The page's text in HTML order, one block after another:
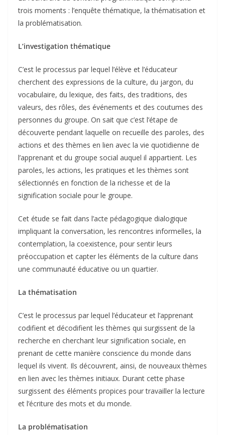
trois moments : l’enquête thématique, la thématisation et
la problématisation.
L’investigation thématique
C’est le processus par lequel l’élève et l’éducateur
cherchent des expressions de la culture, du jargon, du
vocabulaire, du lexique, des faits, des traditions, des
valeurs, des rôles, des événements et des coutumes des
personnes du groupe. On sait que c’est l’étape de
découverte pendant laquelle on recueille des paroles, des
actions et des thèmes en lien avec la vie quotidienne de
l’apprenant et du groupe social auquel il appartient. Les
paroles, les actions, les pratiques et les thèmes sont
sélectionnés en fonction de la richesse et de la
signification sociale pour le groupe.
Cet étude se fait dans l’acte pédagogique dialogique
impliquant la conversation, les rencontres informelles, la
contemplation, la coexistence, pour sentir leurs
préoccupation et capter les éléments de la culture dans
une communauté éducative ou un quartier.
La thématisation
C’est le processus par lequel l’éducateur et l’apprenant
codifient et décodifient les thèmes qui surgissent de la
recherche en cherchant leur signification sociale, en
prenant de cette manière conscience du monde dans
lequel ils vivent. Ils découvrent, ainsi, de nouveaux thèmes
en lien avec les thèmes initiaux. Durant cette phase
surgissent des éléments propices pour travailler la lecture
et l’écriture des mots et du monde.
La problématisation